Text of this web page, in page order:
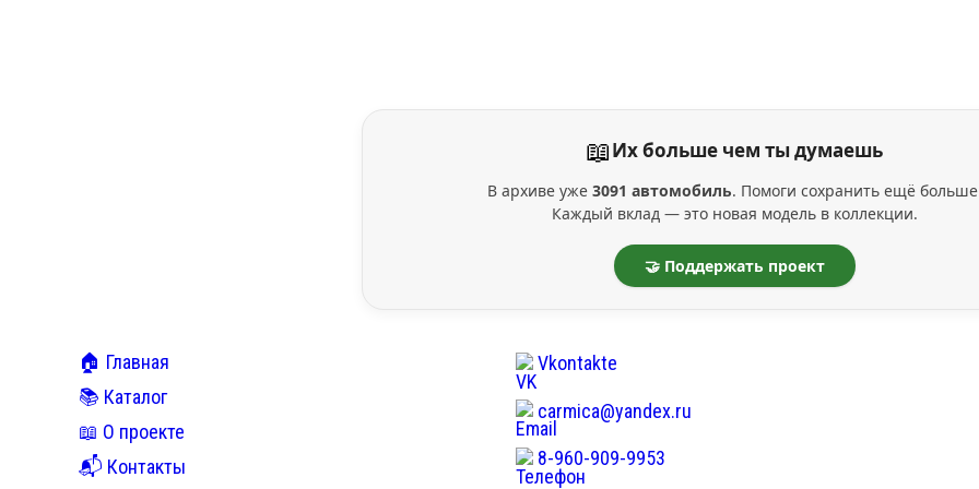
📖Их больше чем ты думаешь
В архиве уже 3091 автомобиль. Помоги сохранить ещё
Каждый вклад — это новая модель в коллекции.
🤝 Поддержать проект
🏠 Главная
📚 Каталог
📖 О проекте
📬 Контакты
Vkontakte
carmica@yandex.ru
8-960-909-9953